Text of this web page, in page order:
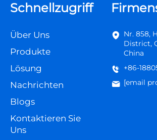
Schnellzugriff
Über Uns
Produkte
Lösung
Nachrichten
Blogs
Kontaktieren Sie
Uns
Nr. 858,
District,
China
+86-
[email